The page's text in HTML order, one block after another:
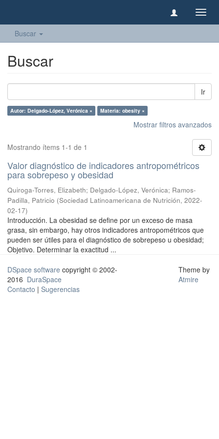
Buscar
Buscar
Ir
Autor: Delgado-López, Verónica × Materia: obesity ×
Mostrar filtros avanzados
Mostrando ítems 1-1 de 1
Valor diagnóstico de indicadores antropométricos
para sobrepeso y obesidad
Quiroga-Torres, Elizabeth; Delgado-López, Verónica; Ramos-
Padilla, Patricio (Sociedad Latinoamericana de Nutrición, 2022-
02-17)
Introducción. La obesidad se define por un exceso de masa
grasa, sin embargo, hay otros indicadores antropométricos que
pueden ser útiles para el diagnóstico de sobrepeso u obesidad;
Objetivo. Determinar la exactitud ...
DSpace software copyright © 2002-
2016 DuraSpace
Contacto | Sugerencias
Theme by
Atmire